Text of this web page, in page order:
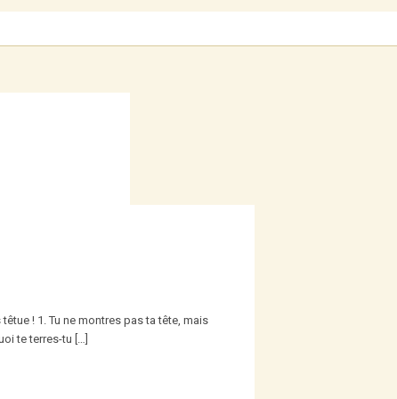
! 1. Tu ne montres pas ta tête, mais
te terres-tu […]